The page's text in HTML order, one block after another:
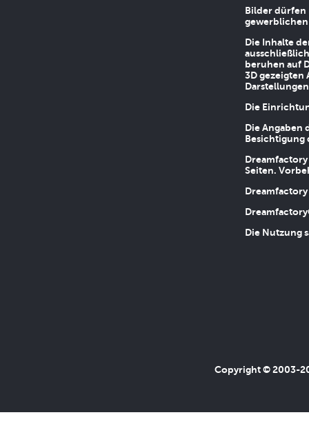
Bilder dürfen
Die Inhalte
beruhen auf
3D gezeigten
Die
Die
Besichtigung
Seiten.
Die Nutzung
Copyright © 2003-